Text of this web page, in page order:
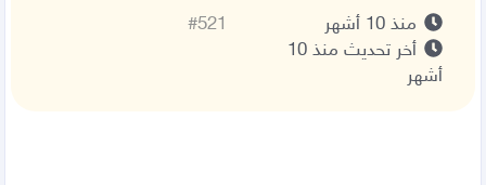
منذ 10 أشهر
أخر تحديث منذ 10
أشهر
#521